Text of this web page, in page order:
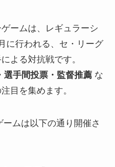
ームは、レギュラーシ
に行われる、セ・リーグ
よる対抗戦です。
選手間投票・監督推薦な
目を集めます。
ムは以下の通り開催さ